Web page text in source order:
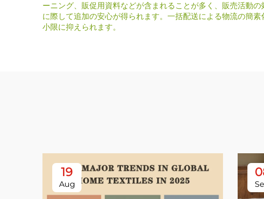
ーニング、販促用資料などが含まれることが多く、販売活動
に際して追加の安心が得られます。一括配送による物流の簡
小限に抑えられます。
19
Aug